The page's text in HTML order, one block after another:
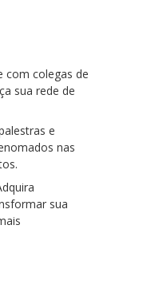
com colegas de
sua rede de
e
nas
sua